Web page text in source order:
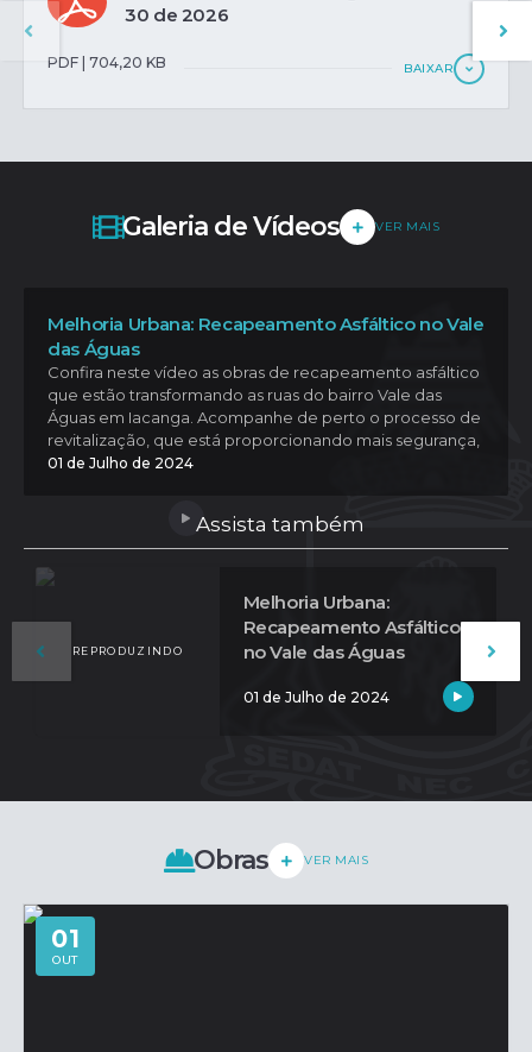
30 de 2026
PDF | 704,20 KB BAIXAR
Galeria de Vídeos VER MAIS
Melhoria Urbana: Recapeamento Asfáltico no Vale
das Águas
Confira neste vídeo as obras de recapeamento asfáltico
que estão transformando as ruas do bairro Vale das
Águas em Iacanga. Acompanhe de perto o processo de
revitalização, que está proporcionando mais segurança,
conforto e qualidade de vida para os moradores. Veja
impulsionando o...
01 de Julho de 2024
Assista também
Melhoria Urbana:
Recapeamento Asfáltico
no Vale das Águas
01 de Julho de 2024
Obras VER MAIS
01
OUT